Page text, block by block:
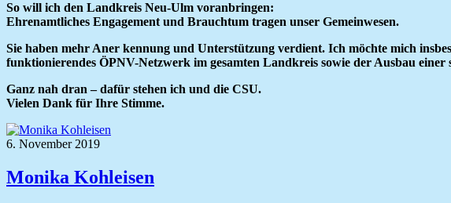
So will ich den Landkreis Neu-Ulm voranbringen:
Ehrenamtliches Engagement und Brauchtum tragen unser Gemeinwesen.
Sie haben mehr Aner kennung und Unterstützung verdient. Ich möchte mich
funktionierendes ÖPNV-Netzwerk im gesamten Landkreis sowie der Ausbau
Ganz nah dran – dafür stehen ich und die CSU.
Vielen Dank für Ihre Stimme.
6. November 2019
Monika Kohleisen